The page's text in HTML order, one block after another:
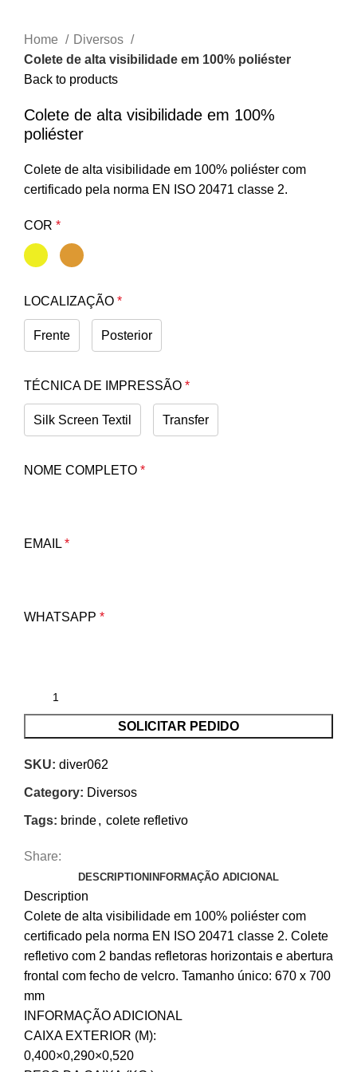
Home
Diversos
Colete de alta visibilidade em 100% poliéster
Back to products
Colete de alta visibilidade em 100%
poliéster
Colete de alta visibilidade em 100% poliéster com
certificado pela norma EN ISO 20471 classe 2.
COR *
LOCALIZAÇÃO *
Frente Posterior
TÉCNICA DE IMPRESSÃO *
Silk Screen Textil Transfer
NOME COMPLETO *
EMAIL *
WHATSAPP *
SOLICITAR PEDIDO
SKU: diver062
Category: Diversos
Tags: brinde, colete refletivo
Share:
DESCRIPTION INFORMAÇÃO ADICIONAL
Description
Colete de alta visibilidade em 100% poliéster com
certificado pela norma EN ISO 20471 classe 2. Colete
refletivo com 2 bandas refletoras horizontais e abertura
frontal com fecho de velcro. Tamanho único: 670 x 700
mm
INFORMAÇÃO ADICIONAL
CAIXA EXTERIOR (M):
0,400×0,290×0,520